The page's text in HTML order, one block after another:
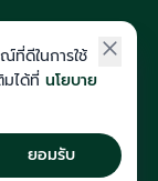
ที่ดีในการใช้
ได้ที่ นโยบาย
ยอมรับ